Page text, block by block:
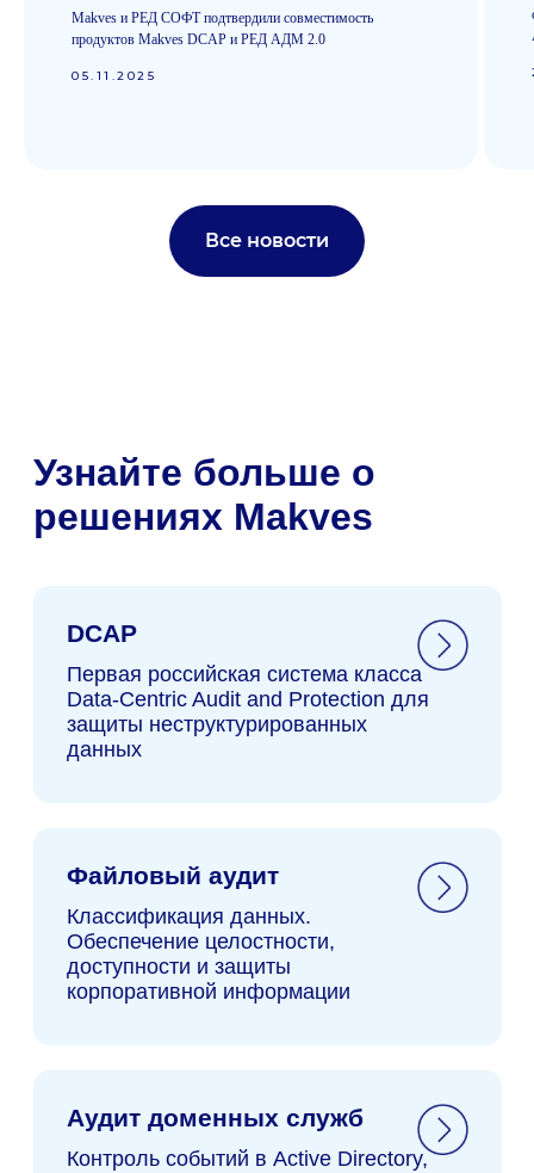
Makves и РЕД СОФТ подтвердили совместимость
продуктов Makves DCAP и РЕД АДМ 2.0
05.11.2025
Все новости
почтовых сервисов